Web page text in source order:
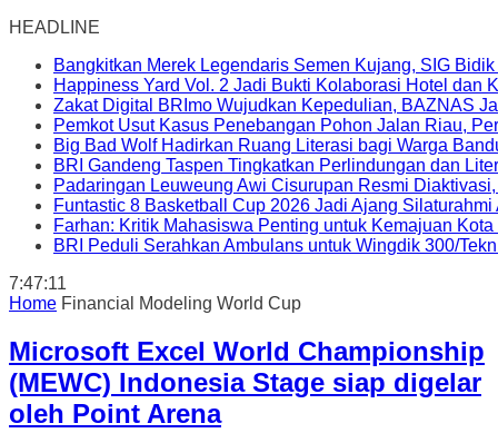
HEADLINE
Bangkitkan Merek Legendaris Semen Kujang, SIG
Happiness Yard Vol. 2 Jadi Bukti Kolaborasi Hotel dan
Zakat Digital BRImo Wujudkan Kepedulian, BAZNAS
Pemkot Usut Kasus Penebangan Pohon Jalan Riau,
Big Bad Wolf Hadirkan Ruang Literasi bagi Warga
BRI Gandeng Taspen Tingkatkan Perlindungan dan
Padaringan Leuweung Awi Cisurupan Resmi
Funtastic 8 Basketball Cup 2026 Jadi Ajang
Farhan: Kritik Mahasiswa Penting untuk Kemajuan
BRI Peduli Serahkan Ambulans untuk Wingdik 300/
7:47:12
Home Financial Modeling World Cup
Microsoft Excel World Championship
(MEWC) Indonesia Stage siap digelar
oleh Point Arena